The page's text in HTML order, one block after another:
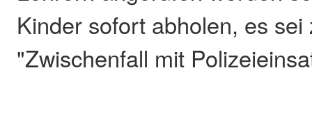
Kinder sofort abholen, es sei
"Zwischenfall mit